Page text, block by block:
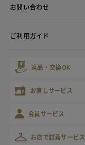
お問い合わせ
ご利用ガイド
返品・交換OK
お直しサービス
会員サービス
お店で試着サービス